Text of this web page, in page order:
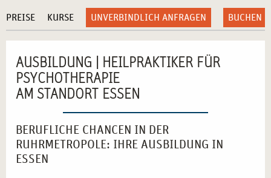
PREISE KURSE UNVERBINDLICH ANFRAGEN BUCHEN
AUSBILDUNG | HEILPRAKTIKER FÜR
PSYCHOTHERAPIE
AM STANDORT ESSEN
BERUFLICHE CHANCEN IN DER
RUHRMETROPOLE: IHRE AUSBILDUNG IN
ESSEN